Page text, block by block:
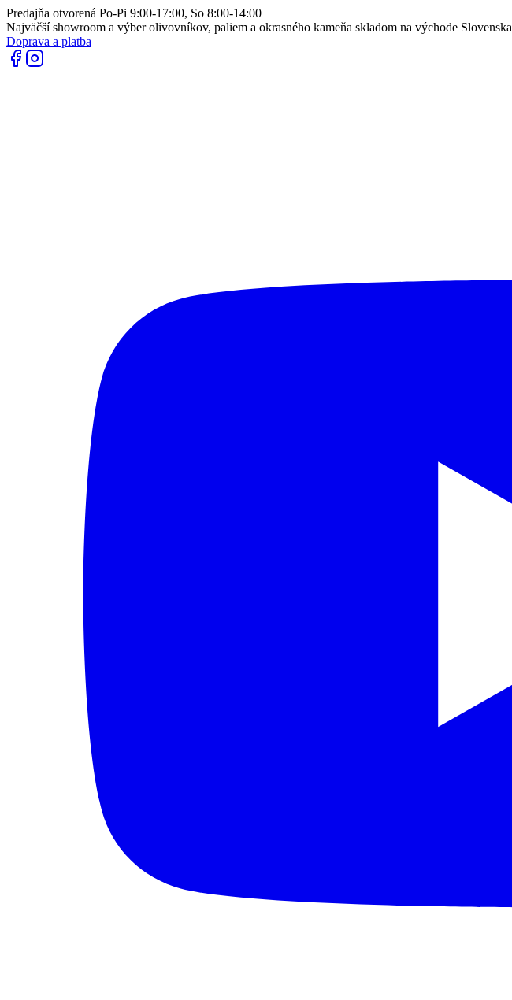
Predajňa otvorená Po-Pi 9:00-17:00, So 8:00-14:00
Najväčší showroom a výber olivovníkov, paliem a okrasného kameňa skladom na východe Slovenska
Doprava a platba